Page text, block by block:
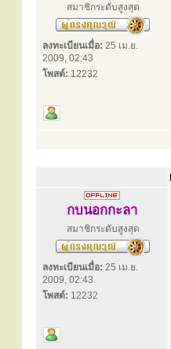
สมาชิกระดับสูงสุด
ลงทะเบียนเมื่อ: 25 เม.ย.
2009, 02:43
โพสต์: 12232
กบนอกกะลา
สมาชิกระดับสูงสุด
ลงทะเบียนเมื่อ: 25 เม.ย.
2009, 02:43
โพสต์: 12232